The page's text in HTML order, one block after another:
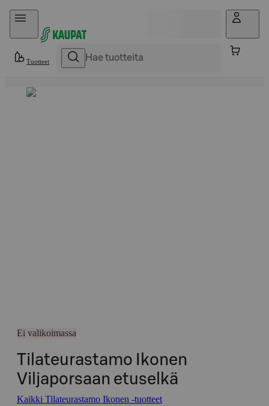
Hyppää sisältöön
Tuotteet
Ei valikoimassa
Tilateurastamo Ikonen
Viljaporsaan etuselkä
Kaikki Tilateurastamo Ikonen -tuotteet